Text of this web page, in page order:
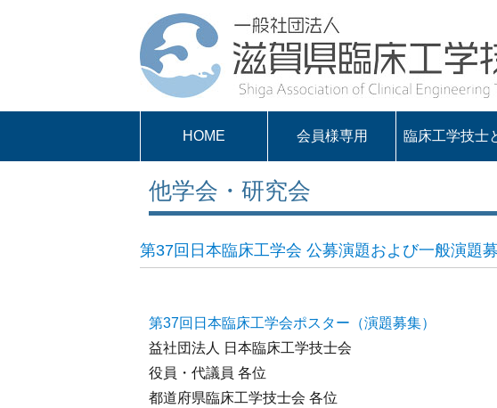
HOME 会員様専用
会員様専用
パスワードを取得
する
求人案内
臨床工学技士
他学会・研究会
第37回日本臨床工学会 公募演題および一般演題
第37回日本臨床工学会ポスター（演題募集）
益社団法人 日本臨床工学技士会
役員・代議員 各位
都道府県臨床工学技士会 各位